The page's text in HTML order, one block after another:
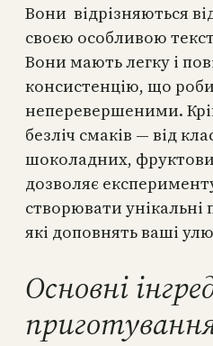
Вони відрізняються
своєю особливою
Вони мають легку і
консистенцію, що
неперевершеними.
безліч смаків — від
шоколадних,
дозволяє
створювати унікальні
які доповнять ваші
Основні